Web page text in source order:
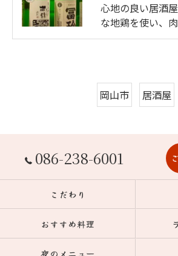
心地の良い居酒
な地鶏を使い、
岡山市 居酒屋
086-238-6001
こだわり
おすすめ料理
夜のメニュー